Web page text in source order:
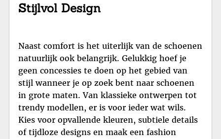
Stijlvol Design
Naast comfort is het uiterlijk van de schoenen
natuurlijk ook belangrijk. Gelukkig hoef je
geen concessies te doen op het gebied van
stijl wanneer je op zoek bent naar schoenen
in grote maten. Van klassieke ontwerpen tot
trendy modellen, er is voor ieder wat wils.
Kies voor opvallende kleuren, subtiele details
of tijdloze designs en maak een fashion